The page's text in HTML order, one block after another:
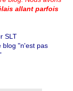
allant parfois
SLT
blog "n'est pas